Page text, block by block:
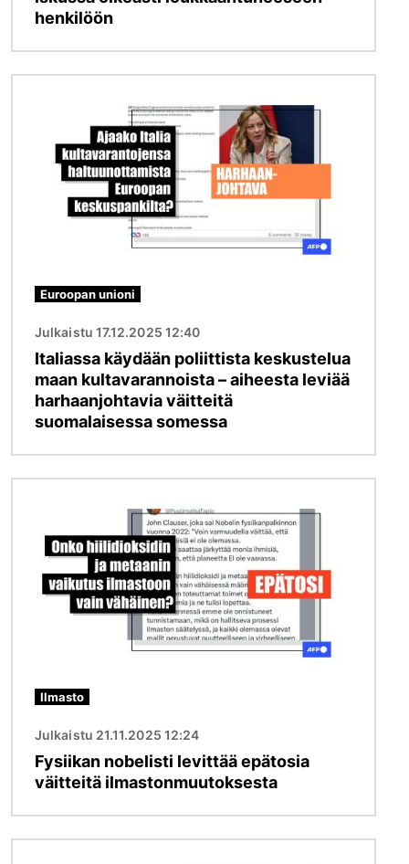
henkilöön
Euroopan unioni
Julkaistu 17.12.2025 12:40
Italiassa käydään poliittista keskustelua
maan kultavarannoista – aiheesta leviää
harhaanjohtavia väitteitä
suomalaisessa somessa
Ilmasto
Julkaistu 21.11.2025 12:24
Fysiikan nobelisti levittää epätosia
väitteitä ilmastonmuutoksesta